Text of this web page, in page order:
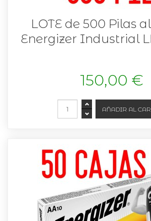
LOTE de 500 Pilas
Energizer Industrial
150,00 €